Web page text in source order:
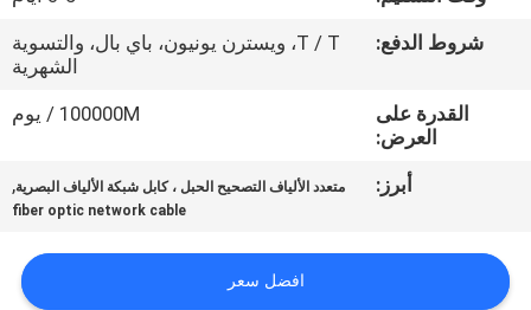
اتصل
اطلب
خريطة
الموقع
شروط الدفع:
T / T، ويسترن يونيون، باي بال، والتسوية
الشهرية
القدرة على
العرض:
100000M / يوم
أبرز: متعدد الألياف التصحيح الحبل ، كابل شبكة الألياف البصرية,
fiber optic network cable
افضل سعر